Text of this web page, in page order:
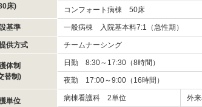
床)
コンフォート病棟 50床
基準 一般病棟 入院基本料7:1（急性期）
供方式 チームナーシング
体制
替制)
日勤 8:30～17:30（8時間）
夜勤 17:00～9:00（16時間）
単位
病棟看護科 2単位 外